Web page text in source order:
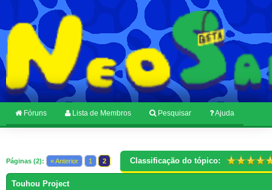
Fóruns Lista de Membros Pesquisar Ajuda
Páginas (2): « Anterior 1 2 Classificação do tópico:
Touhou Project